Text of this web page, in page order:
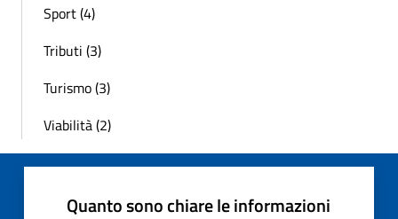
Sport (4)
Tributi (3)
Turismo (3)
Viabilità (2)
Quanto sono chiare le informazioni